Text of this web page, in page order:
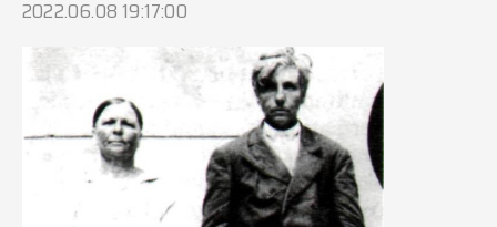
2022.06.08 19:17:00